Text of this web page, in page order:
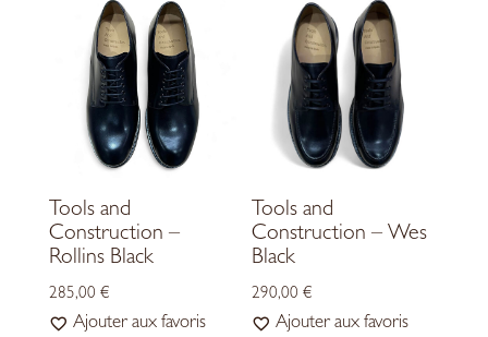
Tools and
Construction –
Rollins Black
285,00 €
Ajouter aux favoris
Tools and
Construction – Wes
Black
290,00€
Ajouter aux favoris